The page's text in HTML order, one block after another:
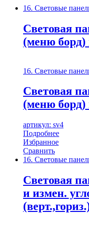
16. Световые
Световая
(меню
16. Световые
Световая
(меню
артикул: sv4
Подробнее
Избранное
Сравнить
16. Световые
Световая
и измен.